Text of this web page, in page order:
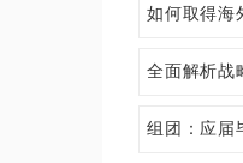
如何取得海
全面解析战
组团：应届